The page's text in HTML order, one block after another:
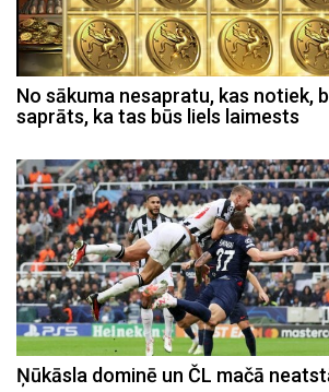
No sākuma nesapratu, kas notiek,
saprāts, ka tas būs liels laimests
Ņūkāsla dominē un ČL mačā